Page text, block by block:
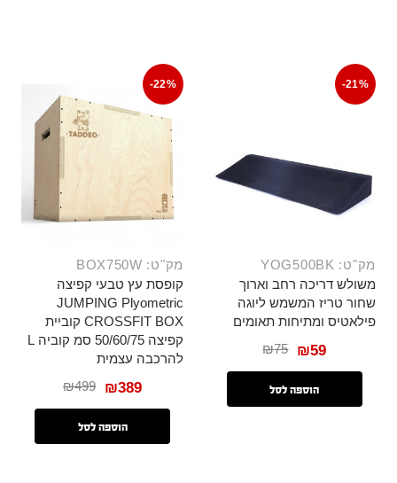
-21%
מק"ט: YOG500BK
משולש דריכה רחב וארוך
שחור טריז המשמש ליוגה
פילאטיס ומתיחות תאומים
₪75 ₪59
הוספה לסל
-22%
מק"ט: BOX750W
קופסת עץ טבעי קפיצה
JUMPING Plyometric
CROSSFIT BOX קוביית
קפיצה 50/60/75 סמ קוביה L
להרכבה עצמית
₪499 ₪389
הוספה לסל